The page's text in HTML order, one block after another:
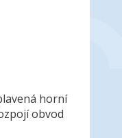
horní
obvod